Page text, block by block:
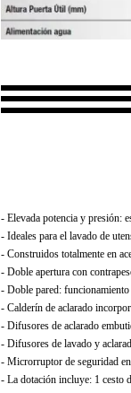
- Elevada potencia y presión:
- Ideales para el lavado de
- Construidos totalmente en
- Doble apertura con
- Doble pared:
- Calderín de aclarado
- Difusores de aclarado
- Difusores de lavado y
- Microrruptor de seguridad en
- La dotación incluye: 1 cesto